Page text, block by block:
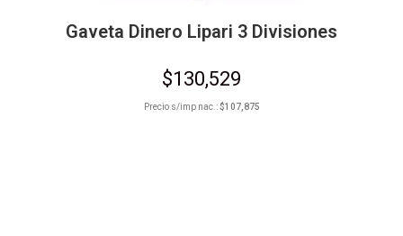
Gaveta Dinero Lipari 3 Divisiones
$130,529
Precio s/imp nac.:$107,875